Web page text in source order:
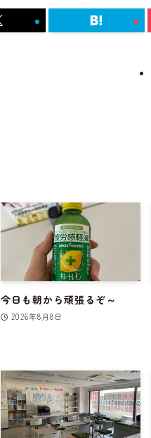
今日も朝から頑張るぞ～
2026年8月8日